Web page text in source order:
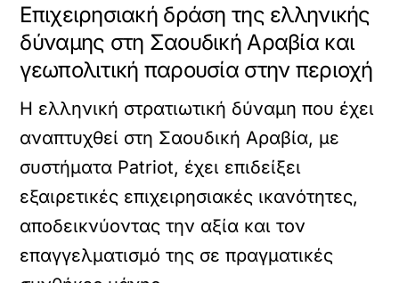
Επιχειρησιακή δράση της ελληνικής
δύναμης στη Σαουδική Αραβία και
γεωπολιτική παρουσία στην περιοχή
Η ελληνική στρατιωτική δύναμη που έχει
αναπτυχθεί στη Σαουδική Αραβία, με
συστήματα Patriot, έχει επιδείξει
εξαιρετικές επιχειρησιακές ικανότητες,
αποδεικνύοντας την αξία και τον
επαγγελματισμό της σε πραγματικές